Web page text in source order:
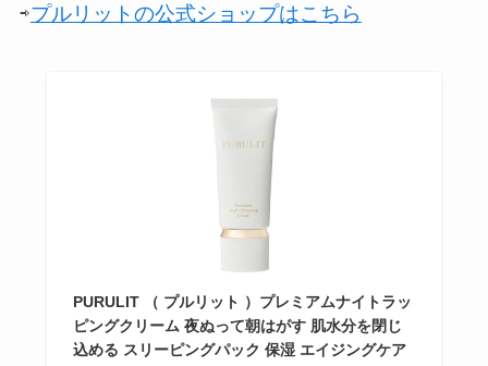
⇨プルリットの公式ショップはこちら
PURULIT （ プルリット ）プレミアムナイトラッ
ピングクリーム 夜ぬって朝はがす 肌水分を閉じ
込める スリーピングパック 保湿 エイジングケア